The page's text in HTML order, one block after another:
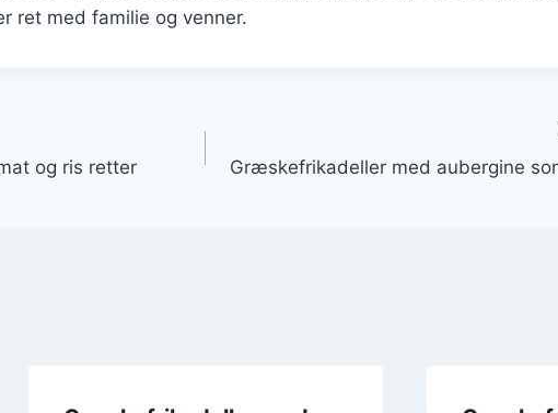
ret med familie og venner.
og ris retter Græskefrikadeller med aubergine